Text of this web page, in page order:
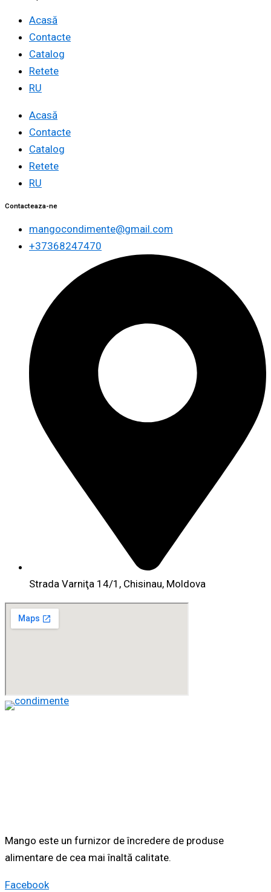
Acasă
Contacte
Catalog
Retete
RU
Acasă
Contacte
Catalog
Retete
RU
Contacteaza-ne
mangocondimente@gmail.com
+37368247470
Strada Varniţa 14/1, Chisinau, Moldova
Mango este un furnizor de încredere de produse
alimentare de cea mai înaltă calitate.
Facebook